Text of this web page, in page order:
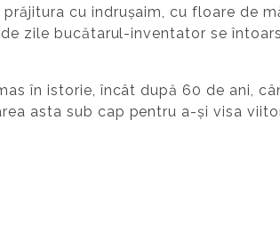
cu indrușaim, cu floare de
zile bucătarul-inventator se
în istorie, încât după 60 de ani,
asta sub cap pentru a-și visa